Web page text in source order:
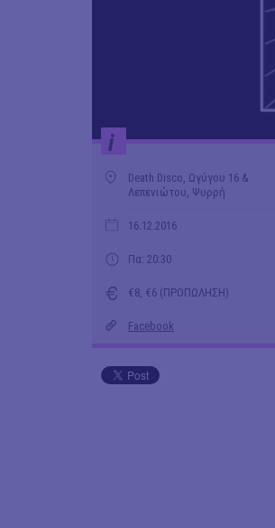
i
Death Disco, Ωγύγου 16 &
Λεπενιώτου, Ψυρρή
16.12.2016
Πα: 20:30
€8, €6 (ΠΡΟΠΩΛΗΣΗ)
Facebook